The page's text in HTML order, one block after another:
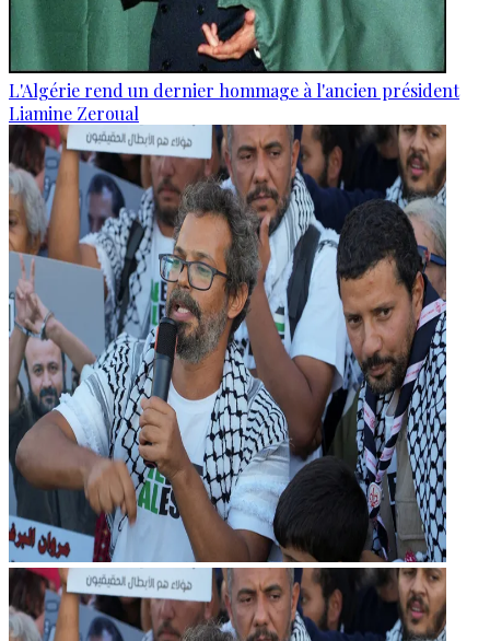
L'Algérie rend un dernier hommage à l'ancien président
Liamine Zeroual